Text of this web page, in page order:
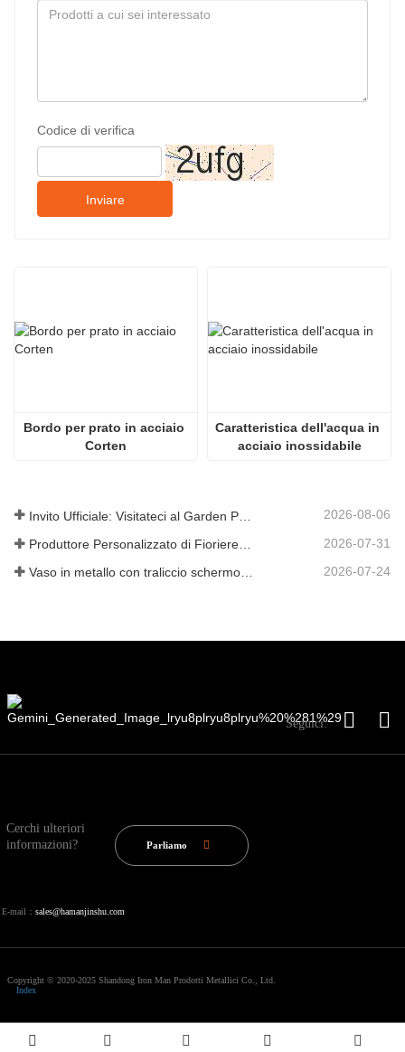
Codice di verifica
Inviare
Bordo per prato in acciaio
Corten
Caratteristica dell'acqua in
acciaio inossidabile
2026-08-06
2026-07-31
Vaso in metallo con traliccio schermo privacy: perché sempre più acquirenti globali scelgono produttori OEM cinesi per progetti di giardino all'aperto 2026-07-24
Seguici:
Cerchi ulteriori
informazioni?
Parliamo
E-mail： sales@hamanjinshu.com
Copyright © 2020-2025 Shandong Iron Man Prodotti Metallici Co., Ltd.
Index